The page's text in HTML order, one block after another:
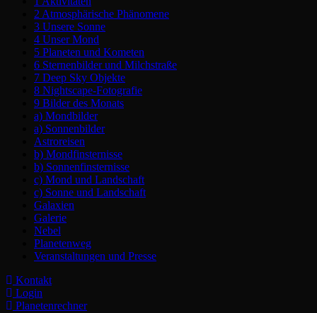
2 Atmosphärische Phänomene
3 Unsere Sonne
4 Unser Mond
5 Planeten und Kometen
6 Sternenbilder und Milchstraße
7 Deep Sky Objekte
8 Nightscape-Fotografie
9 Bilder des Monats
a) Mondbilder
a) Sonnenbilder
Astroreisen
b) Mondfinsternisse
b) Sonnenfinsternisse
c) Mond und Landschaft
c) Sonne und Landschaft
Galaxien
Galerie
Nebel
Planetenweg
Veranstaltungen und Presse
Kontakt
Login
Planetenrechner